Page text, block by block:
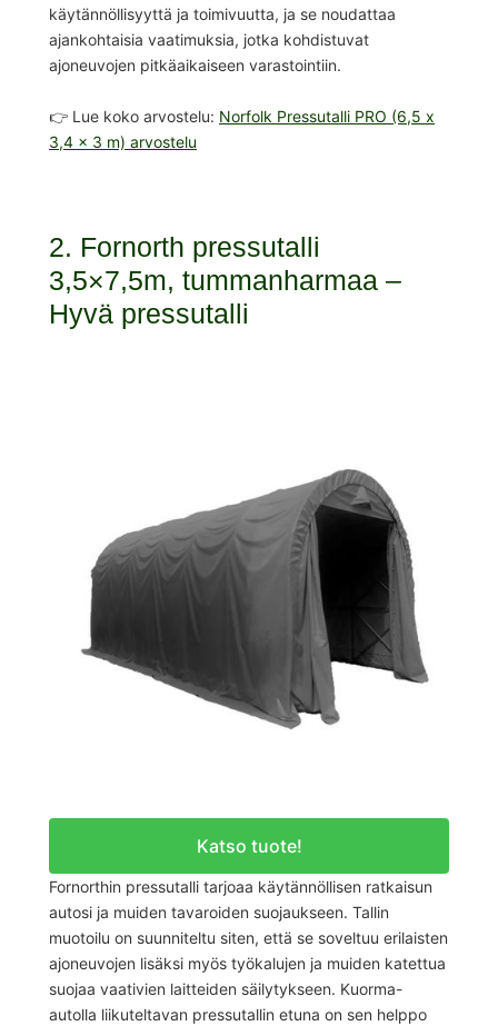
käytännöllisyyttä ja toimivuutta, ja se noudattaa
ajankohtaisia vaatimuksia, jotka kohdistuvat
ajoneuvojen pitkäaikaiseen varastointiin.
👉 Lue koko arvostelu: Norfolk Pressutalli PRO (6,5 x
3,4 x 3 m) arvostelu
2. Fornorth pressutalli
3,5×7,5m, tummanharmaa –
Hyvä pressutalli
Katso tuote!
Fornorthin pressutalli tarjoaa käytännöllisen ratkaisun
autosi ja muiden tavaroiden suojaukseen. Tallin
muotoilu on suunniteltu siten, että se soveltuu erilaisten
ajoneuvojen lisäksi myös työkalujen ja muiden katettua
suojaa vaativien laitteiden säilytykseen. Kuorma-
autolla liikuteltavan pressutallin etuna on sen helppo